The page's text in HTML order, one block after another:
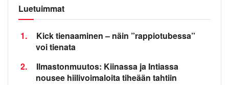
Luetuimmat
1.
Kick tienaaminen – näin ”rappiotubessa”
voi tienata
2.
Ilmastonmuutos: Kiinassa ja Intiassa
nousee hiilivoimaloita tiheään tahtiin